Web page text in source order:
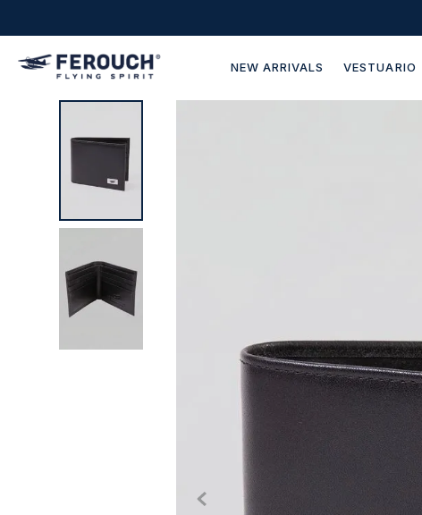
NEW ARRIVALS VESTUARIO